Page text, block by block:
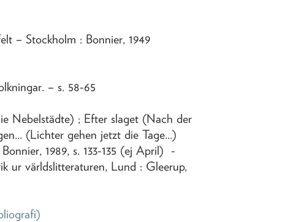
– Stockholm : Bonnier,1949
. – s. 58-65
Nebelstädte) ; Efter slaget (Nach der
(Lichter gehen jetzt die Tage...)
1989, s. 133-135 (ej April) -
ur världslitteraturen, Lund : Gleerup,